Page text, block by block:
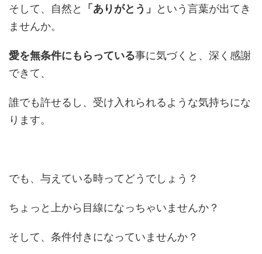
そして、自然と 「ありがとう」
という言葉が出てき
ませんか。
愛を無条件にもらっている事に気づくと、深く感謝
できて、
誰でも許せるし、受け入れられるような気持ちにな
ります。
でも、与えている時ってどうでしょう？
ちょっと上から目線になっちゃいませんか？
そして、条件付きになっていませんか？